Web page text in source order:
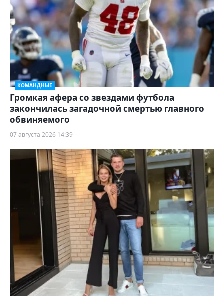
КОМАНДНЫЕ
Громкая афера со звездами футбола
закончилась загадочной смертью главного
обвиняемого
07 августа 2026 14:39